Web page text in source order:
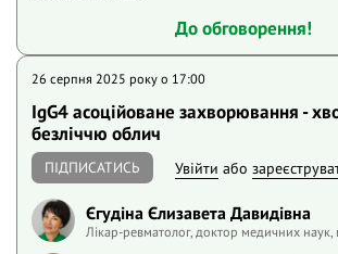
До обговорення!
26 серпня 2025 року o 17:00
ІgG4 асоційоване захворювання -
безліччю облич
ПІДПИСАТИСЬ Увійти або
Єгудіна Єлизавета Давидівна
Лікар-ревматолог, доктор медичних